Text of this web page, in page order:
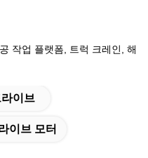
작업 플랫폼, 트럭 크레인, 해
이브
이브 모터